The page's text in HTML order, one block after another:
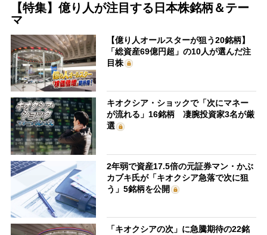
【特集】億り人が注目する日本株銘柄＆テー
マ
【億り人オールスターが狙う20銘柄】
「総資産69億円超」の10人が選んだ注
目株
キオクシア・ショックで「次にマネー
が流れる」16銘柄 凄腕投資家3名が厳
選
2年弱で資産17.5倍の元証券マン・かぶ
カブキ氏が「キオクシア急落で次に狙
う」5銘柄を公開
「キオクシアの次」に急騰期待の22銘